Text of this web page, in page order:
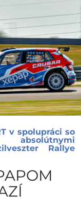
v spolupráci so
absolútnymi
Rallye